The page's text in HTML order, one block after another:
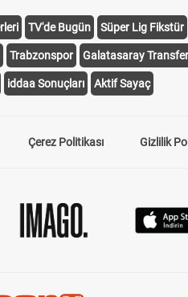
TV'de Bugün Süper Lig Fikstür
Trabzonspor Galatasaray Transfer
iddaa Sonuçları Aktif Sayaç
Çerez Politikası Gizlilik